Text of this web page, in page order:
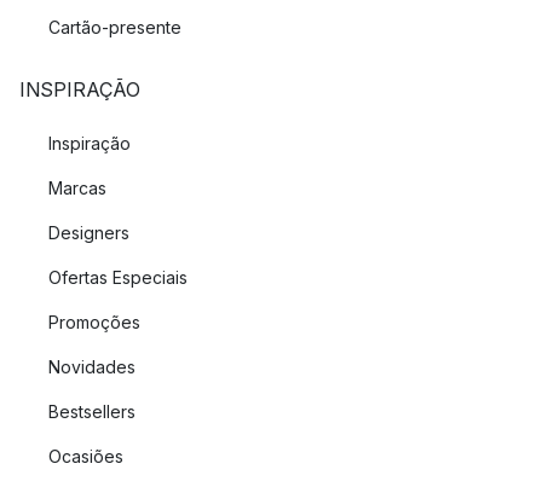
Cartão-presente
INSPIRAÇÃO
Inspiração
Marcas
Designers
Ofertas Especiais
Promoções
Novidades
Bestsellers
Ocasiões